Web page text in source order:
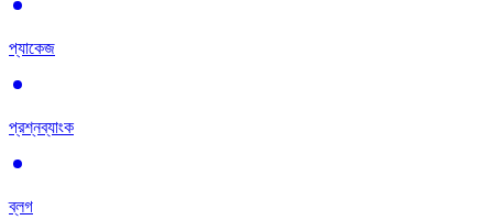
প্যাকেজ
প্রশ্নব্যাংক
ব্লগ